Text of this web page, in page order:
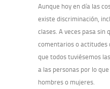
Aunque hoy en día las
existe discriminación,
clases. A veces pasa sin
comentarios o actitudes
que todos tuviésemos
a las personas por lo
hombres o mujeres.